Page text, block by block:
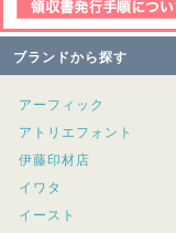
ブランドから探す
アーフィック
アトリエフォント
伊藤印材店
イワタ
イースト